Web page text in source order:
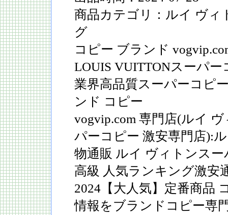
商品カテゴリ：ルイ ヴィ
グ
コピー ブランド
LOUIS VUITTONスーパー
業界高品質スーパーコピ
ンド コピー
vogvip.com 専門店(ルイ
パーコピー 激安専門店):
物通販 ルイ ヴィトンス
高級 人気ランキング激安
2024【大人気】定番商品
情報をブランドコピー専